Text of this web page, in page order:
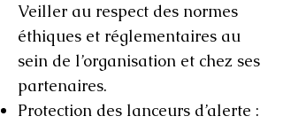
Veiller au respect des normes
éthiques et réglementaires au
sein de l’organisation et chez ses
partenaires.
Protection des lanceurs d’alerte :